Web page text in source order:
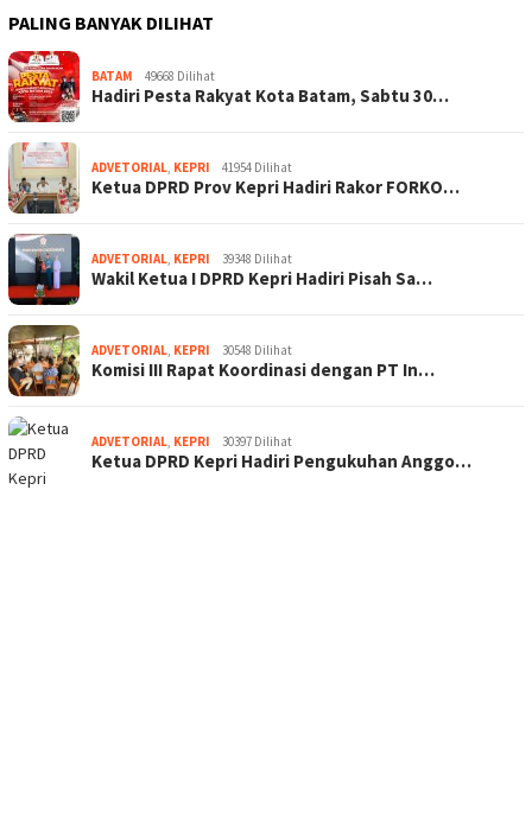
PALING BANYAK DILIHAT
BATAM 49668 Dilihat
Hadiri Pesta Rakyat Kota Batam, Sabtu 30…
ADVETORIAL KEPRI 41954 Dilihat
Ketua DPRD Prov Kepri Hadiri Rakor FORKO…
ADVETORIAL KEPRI 39348 Dilihat
Wakil Ketua I DPRD Kepri Hadiri Pisah Sa…
ADVETORIAL KEPRI 30548 Dilihat
Komisi III Rapat Koordinasi dengan PT In…
ADVETORIAL KEPRI 30397 Dilihat
Ketua DPRD Kepri Hadiri Pengukuhan Anggo…